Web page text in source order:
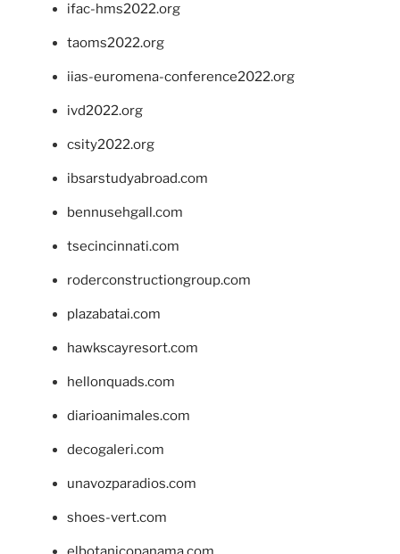
ifac-hms2022.org
taoms2022.org
iias-euromena-conference2022.org
ivd2022.org
csity2022.org
ibsarstudyabroad.com
bennusehgall.com
tsecincinnati.com
roderconstructiongroup.com
plazabatai.com
hawkscayresort.com
hellonquads.com
diarioanimales.com
decogaleri.com
unavozparadios.com
shoes-vert.com